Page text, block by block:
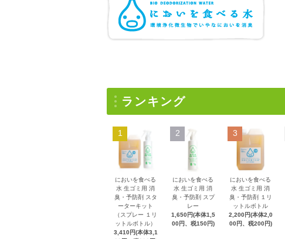
ランキング
1
においを食べる
水 生ゴミ用 消
臭・予防剤 スタ
ーターキット
（スプレー １リ
ットルボトル）
3,410円(本体3,1
2
においを食べる
水 生ゴミ用 消
臭・予防剤 スプ
レー
1,650円(本体1,5
00円、税150円)
3
においを食べる
水 生ゴミ用 消
臭・予防剤 １リ
ットルボトル
2,200円(本体2,0
00円、税200円)